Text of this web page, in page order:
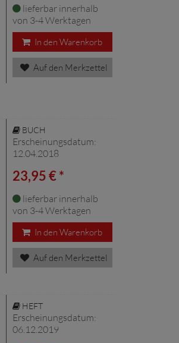
lieferbar innerhalb
von 3-4 Werktagen
In den Warenkorb
Auf den Merkzettel
BUCH
Erscheinungsdatum:
12.04.2018
23,95 € *
lieferbar innerhalb
von 3-4 Werktagen
In den Warenkorb
Auf den Merkzettel
HEFT
Erscheinungsdatum:
06.12.2019